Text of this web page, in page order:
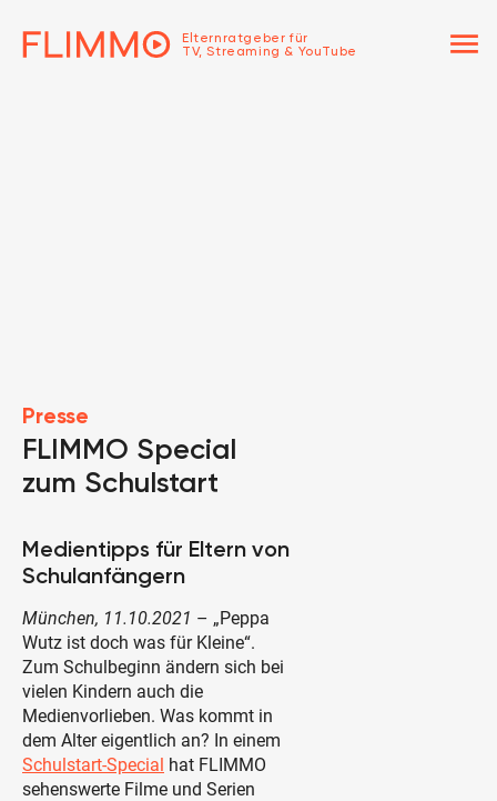
Elternratgeber für
TV, Streaming & YouTube
menu
Presse
FLIMMO Special
zum Schulstart
Medientipps für Eltern von
Schulanfängern
München, 11.10.2021 – „Peppa
Wutz ist doch was für Kleine“.
Zum Schulbeginn ändern sich bei
vielen Kindern auch die
Medienvorlieben. Was kommt in
dem Alter eigentlich an? In einem
Schulstart-Special hat FLIMMO
sehenswerte Filme und Serien